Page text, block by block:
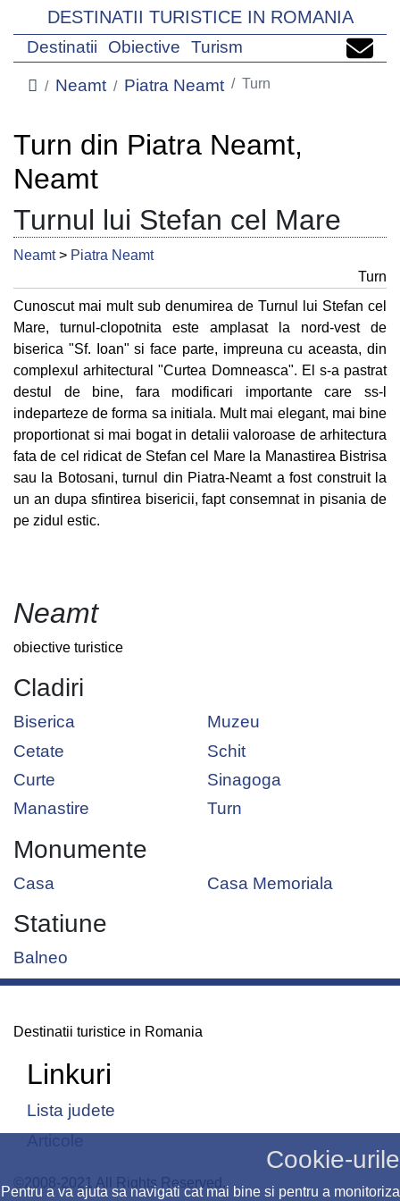
Cookie-urile
Pentru a va ajuta sa navigati cat mai bine si pentru a monitoriza
DESTINATII TURISTICE IN ROMANIA
Destinatii Obiective Turism
Neamt Piatra Neamt Turn
Turn din Piatra Neamt,
Neamt
Turnul lui Stefan cel Mare
Neamt> Piatra Neamt
Turn
Cunoscut mai mult sub denumirea de Turnul lui Stefan cel
Mare, turnul-clopotnita este amplasat la nord-vest de
biserica "Sf. Ioan" si face parte, impreuna cu aceasta, din
complexul arhitectural "Curtea Domneasca". El s-a pastrat
destul de bine, fara modificari importante care ss-l
indeparteze de forma sa initiala. Mult mai elegant, mai bine
proportionat si mai bogat in detalii valoroase de arhitectura
fata de cel ridicat de Stefan cel Mare la Manastirea Bistrisa
sau la Botosani, turnul din Piatra-Neamt a fost construit la
un an dupa sfintirea bisericii, fapt consemnat in pisania de
pe zidul estic.
Neamt
obiective turistice
Cladiri
Biserica
Cetate
Curte
Manastire
Muzeu
Schit
Sinagoga
Turn
Monumente
Casa Casa Memoriala
Statiune
Balneo
Destinatii turistice in Romania
Linkuri
Lista judete
©2008-2021 All Rights Reserved.